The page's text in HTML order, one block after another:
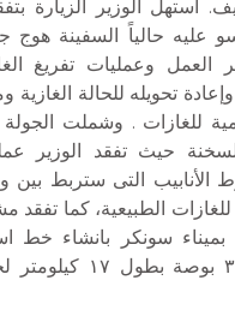
استهل الوزير الزيارة
عليه حالياً السفينة هوج
وعمليات تفريغ
تحويله للحالة
للغازات . وشملت الجولة
حيث تفقد الوزير
التى ستربط بين
الطبيعية، كما تفقد
سونكر بانشاء خط
الطبيعى قطر ٣٦ بوصة